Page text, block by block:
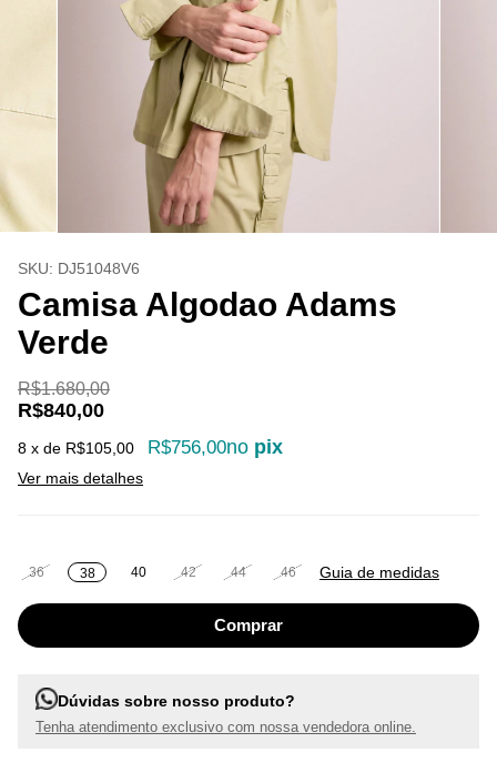
SKU: DJ51048V6
Camisa Algodao Adams
Verde
R$1.680,00
R$840,00
8 x de R$105,00 R$756,00no pix
Ver mais detalhes
36 38 40 42 44 46 Guia de medidas
Dúvidas sobre nosso produto?
Tenha atendimento exclusivo com nossa vendedora online.